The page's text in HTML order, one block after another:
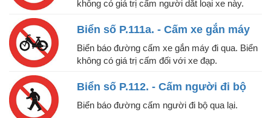
không có giá trị cấm người dắt loại xe này.
Biển số P.111a. - Cấm xe gắn máy
Biển báo đường cấm xe gắn máy đi qua. Biển
không có giá trị cấm đối với xe đạp.
Biển số P.112. - Cấm người đi bộ
Biển báo đường cấm người đi bộ qua lại.